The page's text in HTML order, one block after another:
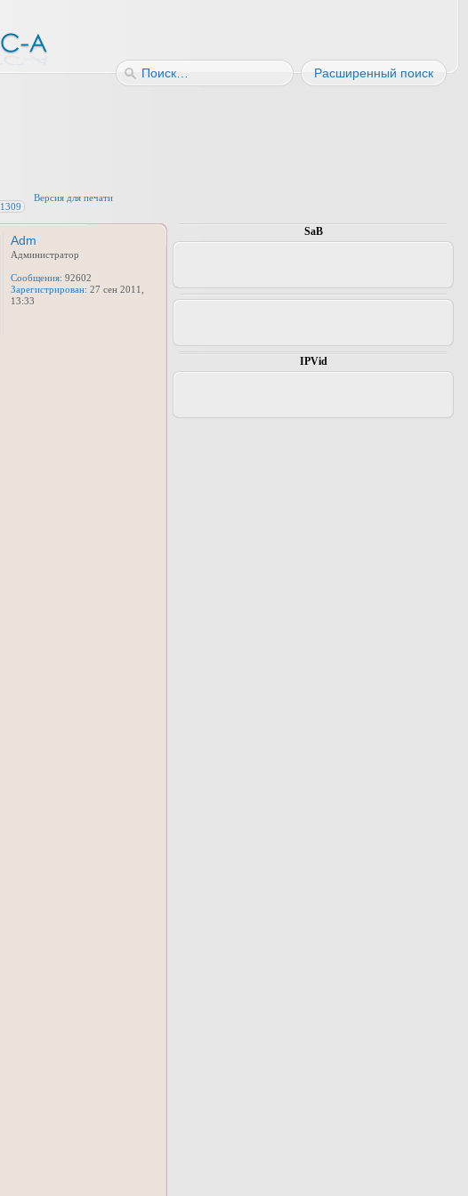
Расширенный поиск
Версия для печати
1309
Adm
Администратор
Сообщения: 92602
Зарегистрирован: 27 сен 2011,
13:33
SaB
IPVid